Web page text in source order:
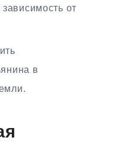
от
в